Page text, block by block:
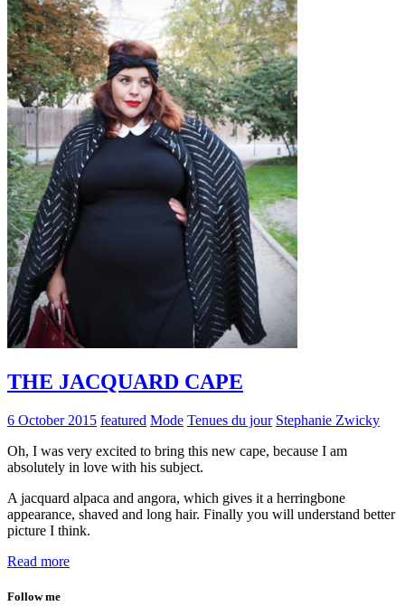
THE JACQUARD CAPE
6 October 2015 featured Mode Tenues du jour Stephanie Zwicky
Oh, I was very excited to bring this new cape, because I am
absolutely in love with his subject.
A jacquard alpaca and angora, which gives it a herringbone
appearance, shaved and long hair. Finally you will understand better
picture I think.
Read more
Follow me